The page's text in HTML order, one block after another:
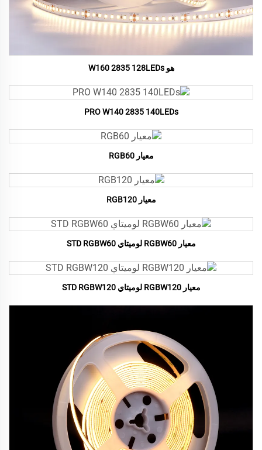
هو W160 2835 128LEDs
PRO W140 2835 140LEDs
معيار RGB60
معيار RGB120
معيار RGBW60 لوميتاي STD RGBW60
معيار RGBW120 لوميتاي STD RGBW120